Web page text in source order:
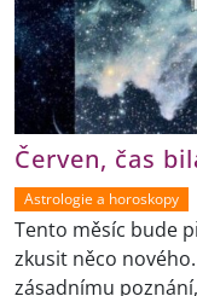
Červen, čas
Astrologie a horoskopy
Tento měsíc bude
zkusit něco
zásadnímu